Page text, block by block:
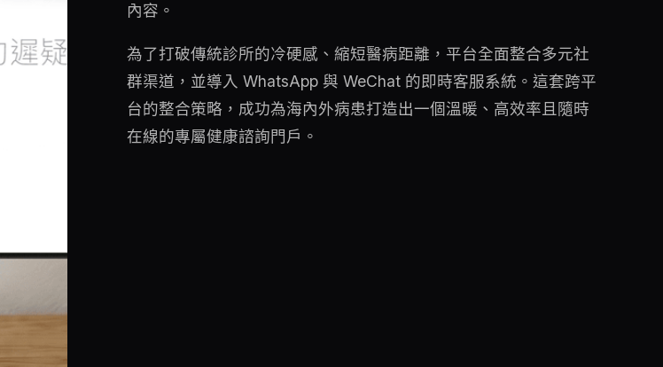
內容。
為了打破傳統診所的冷硬感、縮短醫病距離，平台全面整合多元社
群渠道，並導入 WhatsApp 與 WeChat 的即時客服系統。這套跨平
台的整合策略，成功為海內外病患打造出一個溫暖、高效率且隨時
在線的專屬健康諮詢門戶。